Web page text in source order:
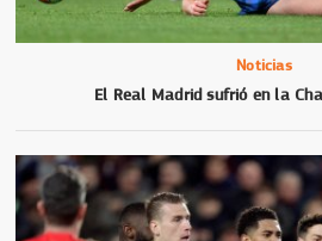
Noticias
El Real Madrid sufrió en la